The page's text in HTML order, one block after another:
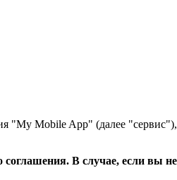
"My Mobile App" (далее
В случае, если вы